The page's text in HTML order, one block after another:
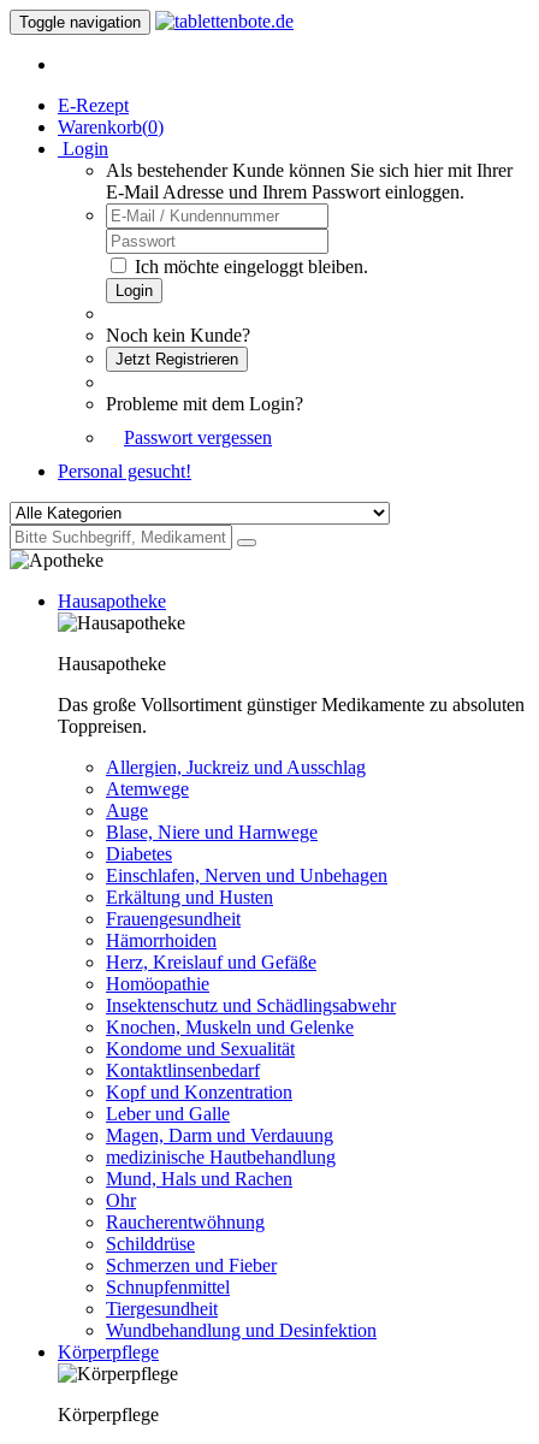
Toggle navigation
E-Rezept
Warenkorb(0)
Login
Als bestehender Kunde können Sie sich hier mit Ihrer
E-Mail Adresse und Ihrem Passwort einloggen.
Ich möchte eingeloggt bleiben.
Login
Noch kein Kunde?
Jetzt Registrieren
Probleme mit dem Login?
Passwort vergessen
Personal gesucht!
Hausapotheke
Hausapotheke
Das große Vollsortiment günstiger Medikamente zu absoluten
Toppreisen.
Allergien, Juckreiz und Ausschlag
Atemwege
Auge
Blase, Niere und Harnwege
Diabetes
Einschlafen, Nerven und Unbehagen
Erkältung und Husten
Frauengesundheit
Hämorrhoiden
Herz, Kreislauf und Gefäße
Homöopathie
Insektenschutz und Schädlingsabwehr
Knochen, Muskeln und Gelenke
Kondome und Sexualität
Kontaktlinsenbedarf
Kopf und Konzentration
Leber und Galle
Magen, Darm und Verdauung
medizinische Hautbehandlung
Mund, Hals und Rachen
Ohr
Raucherentwöhnung
Schilddrüse
Schmerzen und Fieber
Schnupfenmittel
Tiergesundheit
Wundbehandlung und Desinfektion
Körperpflege
Körperpflege